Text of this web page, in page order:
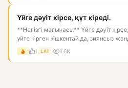
Үйге дәуіт кірсе, құт кіреді.
**Негізгі мағынасы** Үйге дәуіт
үйге кірген кішкентай да, зиянсыз
1 LAT 1.6K